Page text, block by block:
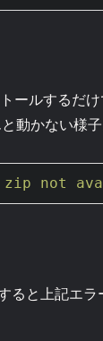
ールするだ
動かない様子
zip not
ると上記エラ